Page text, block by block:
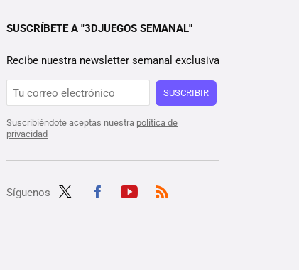
SUSCRÍBETE A "3DJUEGOS SEMANAL"
Recibe nuestra newsletter semanal exclusiva
SUSCRIBIR
Suscribiéndote aceptas nuestra política de
privacidad
Síguenos